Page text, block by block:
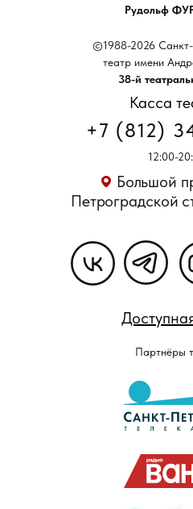
12:00-
+7 (812)
©1988-2026 Санкт-
театр имени
38-й
Рудольф
Большой
Петроградской
Партнёры
Касса